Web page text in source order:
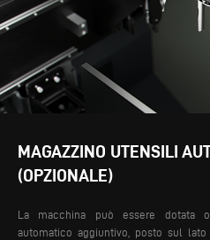
MAGAZZINO UTENSILI
(OPZIONALE)
La macchina può essere dotata
automatico aggiuntivo, posto sul